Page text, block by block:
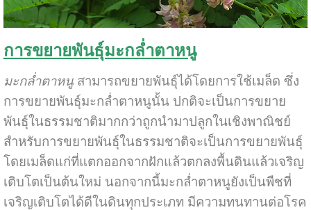
การขยายพันธุ์มะกล่ำตาหนู
มะกล่ำตาหนู สามารถขยายพันธุ์ได้โดยการใช้เมล็ด ซึ่ง
การขยายพันธุ์มะกล่ำตาหนูนั้น ปกติจะเป็นการขยาย
พันธุ์ในธรรมชาติมากกว่าถูกนำมาปลูกในเชิงพาณิชย์
สำหรับการขยายพันธุ์ในธรรมชาติจะเป็นการขยายพันธุ์
โดยเมล็ดแก่ที่แตกออกจากฝักแล้วตกลงพื้นดินแล้วเจริญ
เติบโตเป็นต้นใหม่ นอกจากนี้มะกล่ำตาหนูยังเป็นพืชที่
เจริญเติบโตได้ดีในดินทุกประเภท มีความทนทานต่อโรค